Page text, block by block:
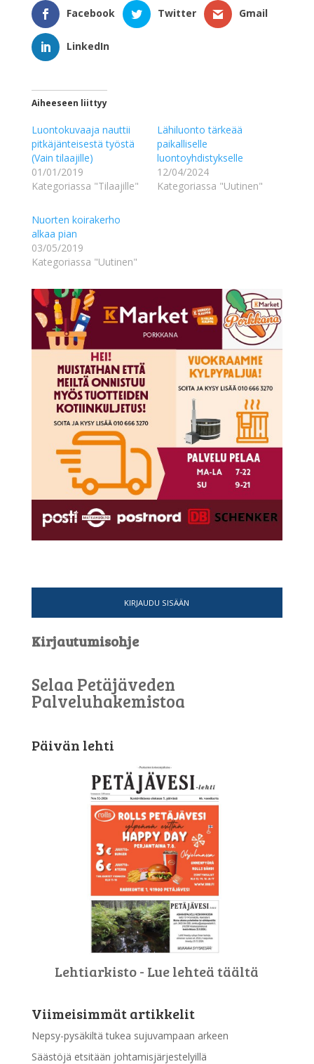
Facebook Twitter Gmail
LinkedIn
Aiheeseen liittyy
Luontokuvaaja nauttii
pitkäjänteisestä työstä
(Vain tilaajille)
01/01/2019
Kategoriassa "Tilaajille"
Lähiluonto tärkeää
paikalliselle
luontoyhdistykselle
12/04/2024
Kategoriassa "Uutinen"
Nuorten koirakerho
alkaa pian
03/05/2019
Kategoriassa "Uutinen"
KIRJAUDU SISÄÄN
Kirjautumisohje
Selaa Petäjäveden
Palveluhakemistoa
Päivän lehti
Lehtiarkisto - Lue lehteä täältä
Viimeisimmät artikkelit
Nepsy-pysäkiltä tukea sujuvampaan arkeen
Säästöjä etsitään johtamisjärjestelyillä